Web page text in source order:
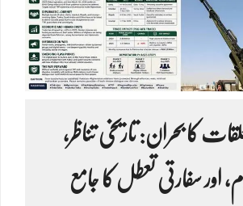
کا بحران: تاریخی تناظر،
اور سفارتی تعطل کا جامع